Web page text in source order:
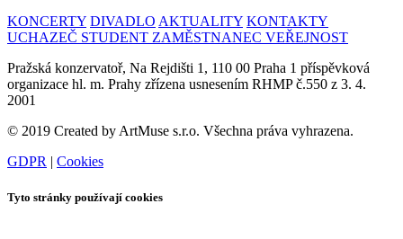
KONCERTY DIVADLO AKTUALITY KONTAKTY
UCHAZEČ STUDENT ZAMĚSTNANEC VEŘEJNOST
Pražská konzervatoř, Na Rejdišti 1, 110 00 Praha 1 příspěvková
organizace hl. m. Prahy zřízena usnesením RHMP č.550 z 3. 4.
2001
© 2019 Created by ArtMuse s.r.o. Všechna práva vyhrazena.
GDPR
Cookies
Tyto stránky používají cookies